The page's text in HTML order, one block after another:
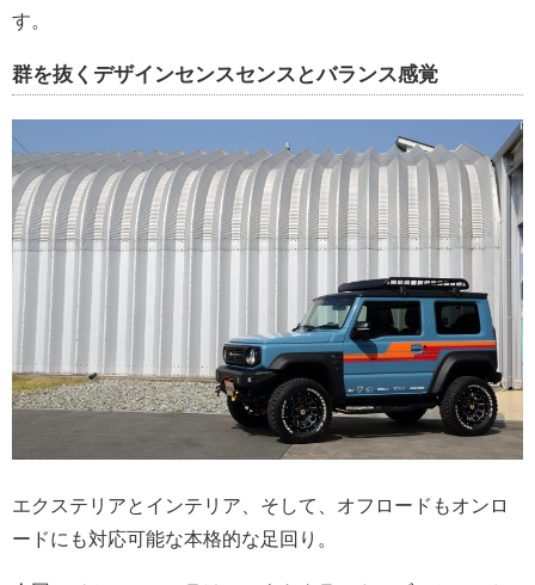
す。
群を抜くデザインセンスセンスとバランス感覚
エクステリアとインテリア、そして、オフロードもオンロ
ードにも対応可能な本格的な足回り。